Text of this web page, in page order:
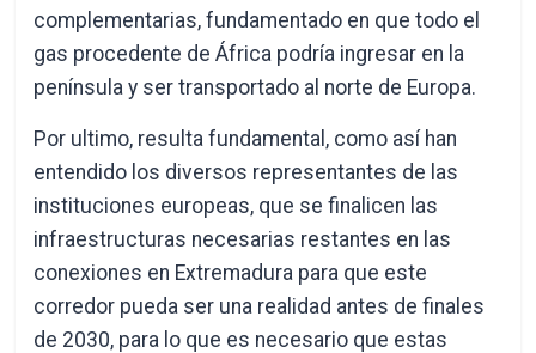
complementarias, fundamentado en que todo el
gas procedente de África podría ingresar en la
península y ser transportado al norte de Europa.
Por ultimo, resulta fundamental, como así han
entendido los diversos representantes de las
instituciones europeas, que se finalicen las
infraestructuras necesarias restantes en las
conexiones en Extremadura para que este
corredor pueda ser una realidad antes de finales
de 2030, para lo que es necesario que estas